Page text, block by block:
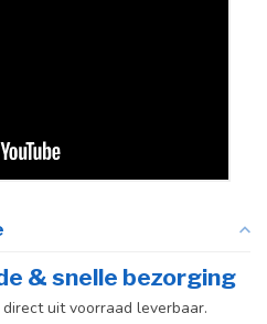
& snelle bezorging
uit voorraad leverbaar.